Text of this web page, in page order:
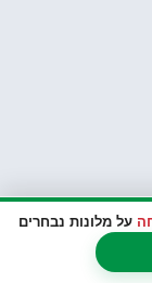
על מלונות נבחרים